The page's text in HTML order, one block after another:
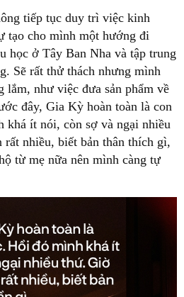
tiếp tục duy trì việc kinh
tạo cho mình một hướng đi
học ở Tây Ban Nha và tập trung
Sẽ rất thử thách nhưng mình
lắm, như việc đưa sản phẩm về
đây, Gia Kỳ hoàn toàn là con
khá ít nói, còn sợ và ngại nhiều
nhiều, biết bản thân thích gì,
từ mẹ nữa nên mình càng tự